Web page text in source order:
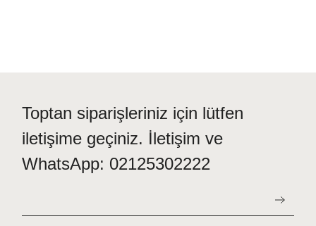
Toptan siparişleriniz için lütfen
iletişime geçiniz. İletişim ve
WhatsApp: 02125302222